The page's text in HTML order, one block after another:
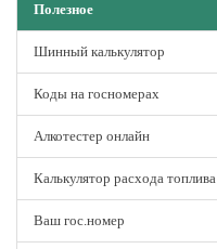
Полезное
Шинный калькулятор
Коды на госномерах
Алкотестер онлайн
Калькулятор расхода топлива
Ваш гос.номер